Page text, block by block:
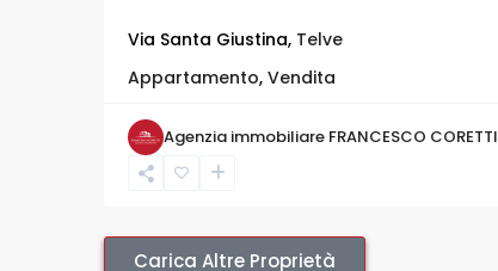
Via Santa Giustina, Telve
Appartamento, Vendita
Agenzia immobiliare FRANCESCO CORETTI